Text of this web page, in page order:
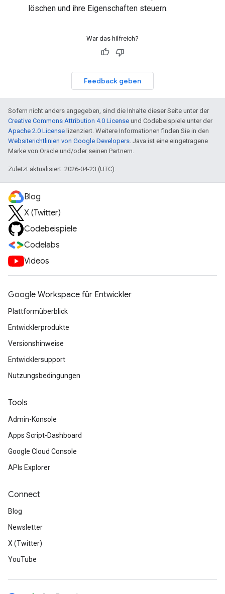
löschen und ihre Eigenschaften steuern.
War das hilfreich?
Feedback geben
Sofern nicht anders angegeben, sind die Inhalte dieser Seite unter der
Creative Commons Attribution 4.0 License und Codebeispiele unter der
Apache 2.0 License lizenziert. Weitere Informationen finden Sie in den
Websiterichtlinien von Google Developers. Java ist eine eingetragene
Marke von Oracle und/oder seinen Partnern.
Zuletzt aktualisiert: 2026-04-23 (UTC).
Blog
X (Twitter)
Codebeispiele
Codelabs
Videos
Google Workspace für Entwickler
Plattformüberblick
Entwicklerprodukte
Versionshinweise
Entwicklersupport
Nutzungsbedingungen
Tools
Admin-Konsole
Apps Script-Dashboard
Google Cloud Console
APIs Explorer
Connect
Blog
Newsletter
X (Twitter)
YouTube